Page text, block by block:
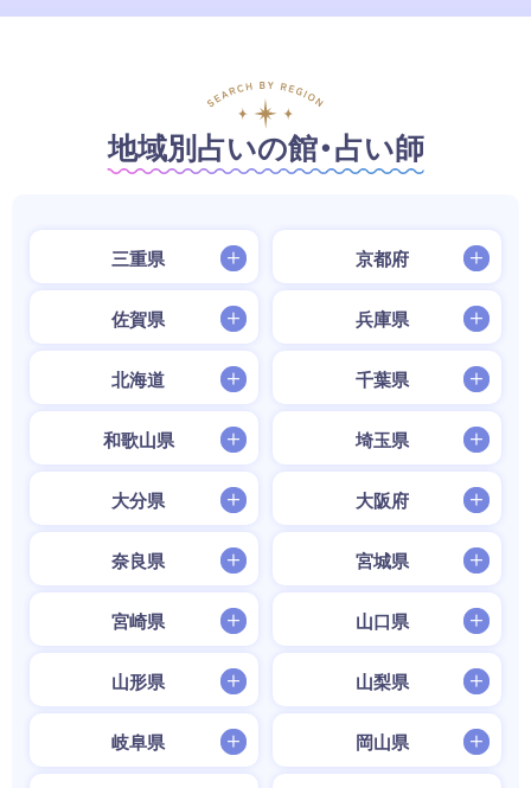
地域別占いの館・占い師
三重県 京都府
佐賀県 兵庫県
北海道 千葉県
和歌山県 埼玉県
大分県 大阪府
奈良県 宮城県
宮崎県 山口県
山形県 山梨県
岐阜県 岡山県